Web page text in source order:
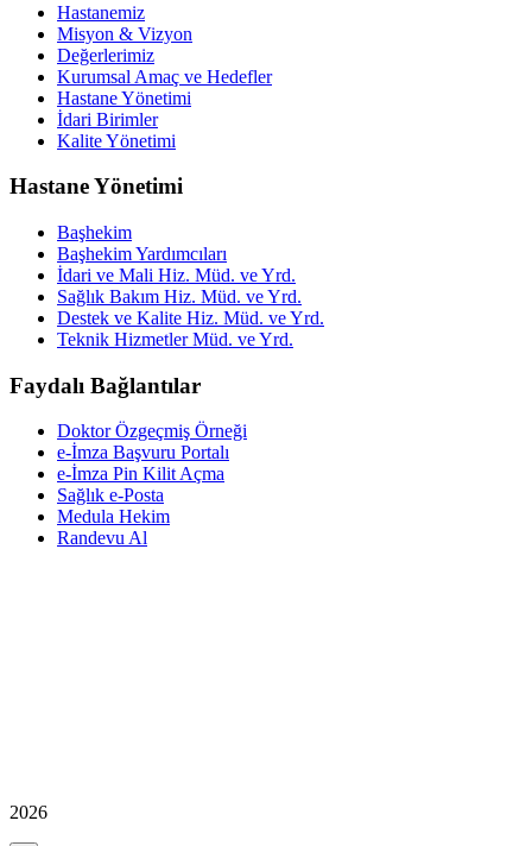
Hastanemiz
Misyon & Vizyon
Değerlerimiz
Kurumsal Amaç ve Hedefler
Hastane Yönetimi
İdari Birimler
Kalite Yönetimi
Hastane Yönetimi
Başhekim
Başhekim Yardımcıları
İdari ve Mali Hiz. Müd. ve Yrd.
Sağlık Bakım Hiz. Müd. ve Yrd.
Destek ve Kalite Hiz. Müd. ve Yrd.
Teknik Hizmetler Müd. ve Yrd.
Faydalı Bağlantılar
Doktor Özgeçmiş Örneği
e-İmza Başvuru Portalı
e-İmza Pin Kilit Açma
Sağlık e-Posta
Medula Hekim
Randevu Al
2026